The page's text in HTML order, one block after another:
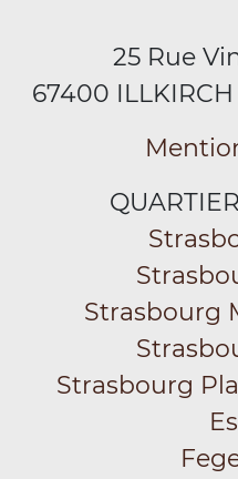
25 Rue
67400 ILLKIRCH
Strasbourg
Strasbourg